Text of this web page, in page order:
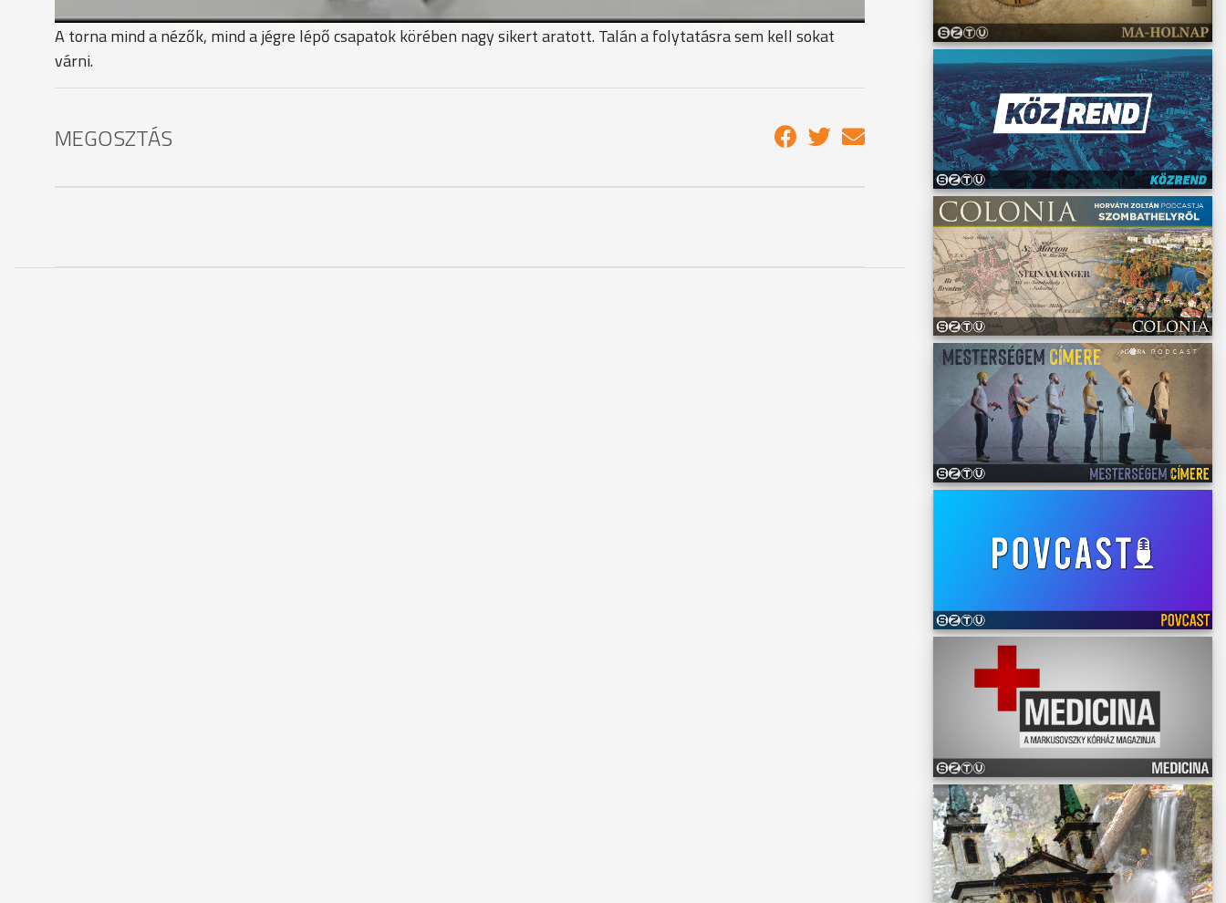
A torna mind a nézők, mind a jégre lépő csapatok körében nagy sikert aratott. Talán a folytatásra sem kell sokat
várni.
MEGOSZTÁS